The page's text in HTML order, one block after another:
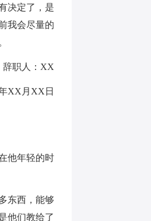
决定了，是
我会尽量的
辞职人：XX
XX月XX日
他年轻的时
东西，能够
他们教给了